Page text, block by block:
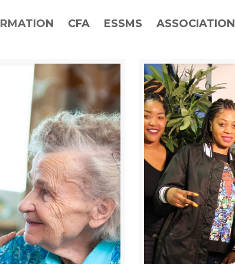
CFA ESSMS ASSOCIATION